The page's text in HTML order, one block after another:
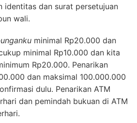
identitas dan surat persetujuan
wali.
minimal Rp20.000 dan
minimal Rp10.000 dan kita
Rp20.000. Penarikan
dan maksimal 100.000.000
dulu. Penarikan ATM
dan pemindah bukuan di ATM